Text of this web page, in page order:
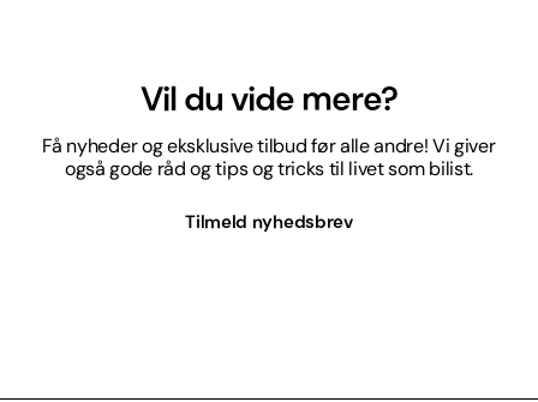
Vil du vide mere?
Få nyheder og eksklusive tilbud før alle andre! Vi giver
også gode råd og tips og tricks til livet som bilist.
Tilmeld nyhedsbrev